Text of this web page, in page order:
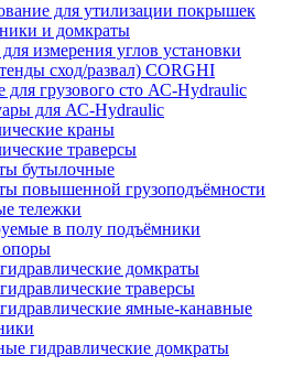
для утилизации покрышек
и домкраты
измерения углов установки
сход/развал) CORGHI
для грузового сто АС-Hydraulic
для АС-Hydraulic
краны
траверсы
бутылочные
повышенной грузоподъёмности
тележки
в полу подъёмники
домкраты
траверсы
ямные-канавные
гидравлические домкраты